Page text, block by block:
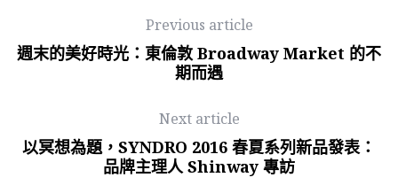
Previous article
週末的美好時光：東倫敦 Broadway Market 的不
期而遇
Next article
以冥想為題，SYNDRO 2016 春夏系列新品發表：
品牌主理人 Shinway 專訪